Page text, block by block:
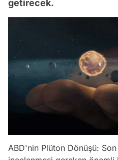
getirecek.
ABD'nin Plüton Dönüşü: